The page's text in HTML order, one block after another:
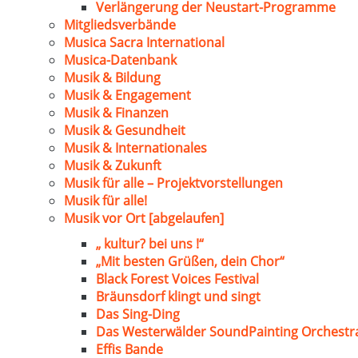
Verlängerung der Neustart-Programme
Mitgliedsverbände
Musica Sacra International
Musica-Datenbank
Musik & Bildung
Musik & Engagement
Musik & Finanzen
Musik & Gesundheit
Musik & Internationales
Musik & Zukunft
Musik für alle – Projektvorstellungen
Musik für alle!
Musik vor Ort [abgelaufen]
„ kultur? bei uns !“
„Mit besten Grüßen, dein Chor“
Black Forest Voices Festival
Bräunsdorf klingt und singt
Das Sing-Ding
Das Westerwälder SoundPainting
Effis Bande